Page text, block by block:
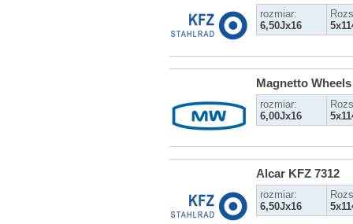
rozmiar:
6,50Jx16
Magnetto Wheels
rozmiar:
6,00Jx16
Alcar KFZ 7312
rozmiar:
6,50Jx16